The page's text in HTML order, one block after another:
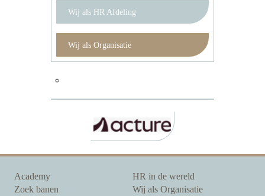
Wij als HR Afdeling
Wij als Organisatie
Academy
Zoek banen
HR in de wereld
Wij als Organisatie